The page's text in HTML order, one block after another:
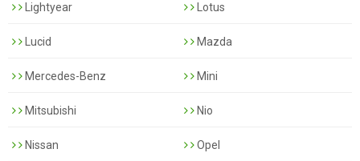
Lightyear Lotus
Lucid Mazda
Mercedes-Benz Mini
Mitsubishi Nio
Nissan Opel